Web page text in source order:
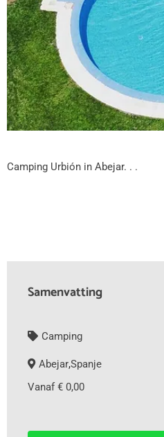
Camping Urbión in Abejar. . .
Samenvatting
Camping
Abejar,Spanje
Vanaf € 0,00